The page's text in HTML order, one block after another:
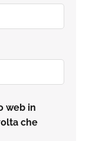
web in
che